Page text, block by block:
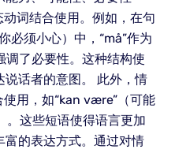
词结合使用。例如，在句
必须小心）中，“må”作为
调了必要性。这种结构使
话者的意图。 此外，情
用，如“kan være”（可能
。这些短语使得语言更加
富的表达方式。通过对情